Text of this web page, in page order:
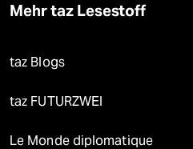
Mehr taz Lesestoff
taz Blogs
taz FUTURZWEI
Le Monde diplomatique